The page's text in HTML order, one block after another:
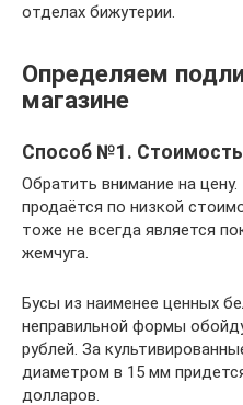
отделах бижутерии.
Определяем
магазине
Способ №1.
Обратить внимание на
продаётся по низкой
тоже не всегда является
жемчуга.
Бусы из наименее ценных
неправильной формы
рублей. За
диаметром в 15 мм
долларов.